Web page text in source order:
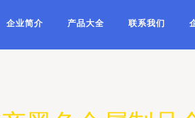
企业简介 产品大全 联系我们